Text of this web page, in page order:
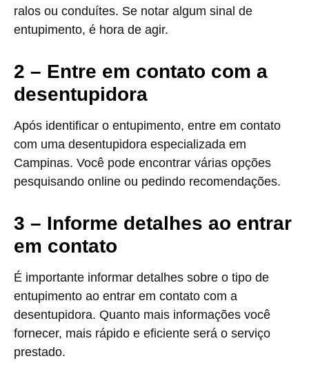
ralos ou conduítes. Se notar algum sinal de
entupimento, é hora de agir.
2 – Entre em contato com a
desentupidora
Após identificar o entupimento, entre em contato
com uma desentupidora especializada em
Campinas. Você pode encontrar várias opções
pesquisando online ou pedindo recomendações.
3 – Informe detalhes ao entrar
em contato
É importante informar detalhes sobre o tipo de
entupimento ao entrar em contato com a
desentupidora. Quanto mais informações você
fornecer, mais rápido e eficiente será o serviço
prestado.